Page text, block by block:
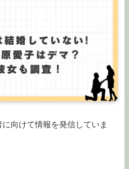
向けて情報を発信していま